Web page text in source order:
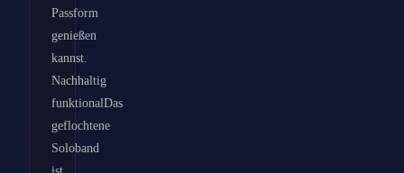
Passform
genießen
kannst.
Nachhaltig
funktionalDas
geflochtene
Soloband